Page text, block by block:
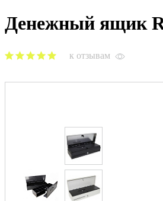
Денежный ящик
к отзывам